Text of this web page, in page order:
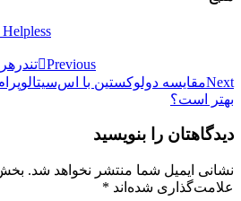
نوشته
Previous
Nextمقایسه دولوکستین با
بهتر است؟
دیدگاهتان را بنویسید
نشانی ایمیل شما منتشر نخواهد شد.
علامت‌گذاری شده‌اند *